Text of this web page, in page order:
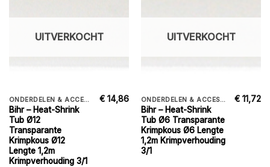
UITVERKOCHT
ONDERDELEN & ACCESSORIES
Bihr – Heat-Shrink
Tub Ø12
Transparante
Krimpkous Ø12
Lengte 1,2m
Krimpverhouding 3/1
€ 14,86
UITVERKOCHT
ONDERDELEN & ACCESSORIES
Bihr – Heat-Shrink
Tub Ø6 Transparante
Krimpkous Ø6 Lengte
1,2m Krimpverhouding
3/1
€ 11,72